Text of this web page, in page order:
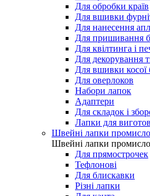
Для обробки країв
Для вшивки
Для нанесення
Для пришивання
Для квілтинга і
Для декорування
Для вшивки косої
Для оверлоков
Набори лапок
Адаптери
Для складок і
Лапки для
Швейні лапки
Швейні лапки
Для прямострочек
Тефлонові
Для блискавки
Різні лапки